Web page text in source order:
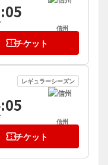
信州
confirmation_numberチケット
レギュラーシーズン
信州
confirmation_numberチケット